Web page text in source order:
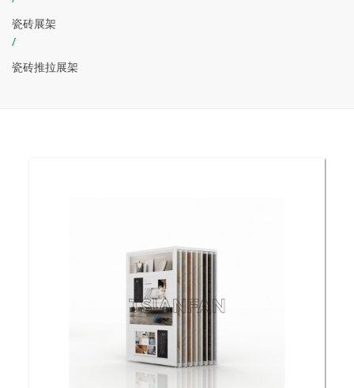
瓷砖展架
/
瓷砖推拉展架